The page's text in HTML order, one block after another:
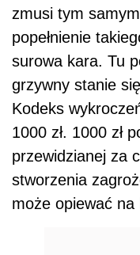
zmusi tym
popełnienie
surowa kara. Tu
grzywny stanie
Kodeks
1000 zł. 1000 zł
przewidzianej za
stworzenia
może opiewać na